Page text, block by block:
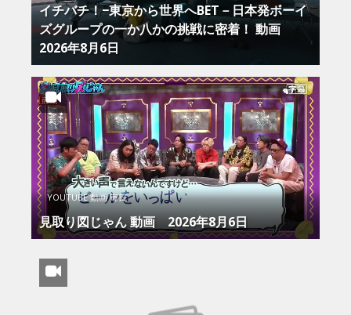
イチバチ！−東京から世界へBET－日本発ボーイ
ズグループの一か八かの挑戦に密着！ 動画
2026年8月6日
YOUTUBE 動画 毎日
見取り図じゃん 動画 2026年8月6日